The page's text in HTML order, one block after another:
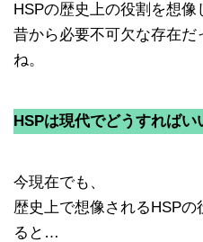
HSPの歴史上の役割を想像
昔から必要不可欠な存在
ね。
HSPは現代でどうすればい
今現在でも、
歴史上で想像されるHSP
ると…